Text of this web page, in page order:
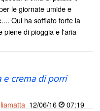
le giornate umide e
Qui ha soffiato forte la
piene di pioggia e l'aria
crema di porri
12/06/16
07:19